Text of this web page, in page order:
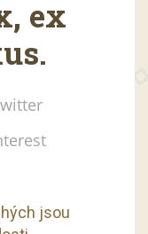
ex
jsou